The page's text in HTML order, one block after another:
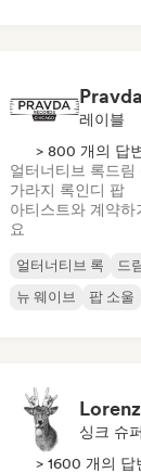
레이블
> 800 개의 답
얼터너티브 록드림
가라지 록인디 팝
아티스트와 계약하
요
얼터너티브 록 드
뉴 웨이브
팝 소울
싱크 슈
> 1600 개의 답